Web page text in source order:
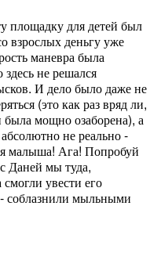
площадку для детей был
взрослых деньгу уже
маневра была
здесь не решался
И дело было даже не
(это как раз вряд ли,
была мощно озаборена), а
не реально -
малыша! Ага! Попробуй
Даней мы туда,
увести его
соблазнили мыльными